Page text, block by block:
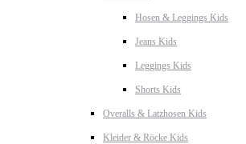
Hosen & Leggings Kids
Jeans Kids
Leggings Kids
Shorts Kids
Overalls & Latzhosen Kids
Kleider & Röcke Kids